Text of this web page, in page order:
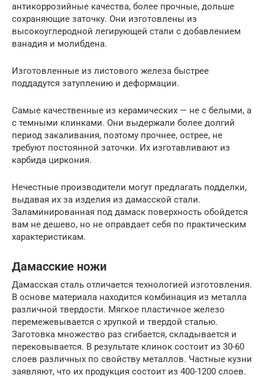
антикоррозийные качества, более прочные, дольше
сохраняющие заточку. Они изготовлены из
высокоуглеродной легирующей стали с добавлением
ванадия и молибдена.
Изготовленные из листового железа быстрее
поддадутся затуплению и деформации.
Самые качественные из керамических — не с белыми, а
с темными клинками. Они выдержали более долгий
период закаливания, поэтому прочнее, острее, не
требуют постоянной заточки. Их изготавливают из
карбида циркония.
Нечестные производители могут предлагать подделки,
выдавая их за изделия из дамасской стали.
Заламинированная под дамаск поверхность обойдется
вам не дешево, но не оправдает себя по практическим
характеристикам.
Дамасские ножи
Дамасская сталь отличается технологией изготовления.
В основе материала находится комбинация из металла
различной твердости. Мягкое пластичное железо
перемежевывается с хрупкой и твердой сталью.
Заготовка множество раз сгибается, складывается и
перековывается. В результате клинок состоит из 30-60
слоев различных по свойству металлов. Частные кузни
заявляют, что их продукция состоит из 400-1200 слоев.